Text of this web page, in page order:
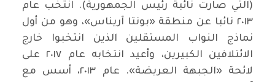
(التي صارت نائبة رئيس الجمهورية). انتخب عام
٢٠١٣ نائبا عن منطقة «بونتا آريناس»، وهو من أول
نماذج النواب المستقلين الذين انتخبوا خارج
الائتلافين الكبيرين، وأعيد انتخابه عام ٢٠١٧ على
لائحة «الجبهة العريضة». عام ٢٠١٣، أسس مع